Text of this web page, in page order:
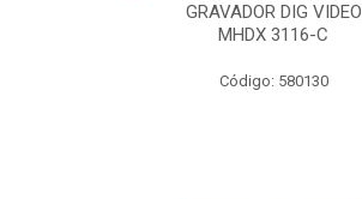
GRAVADOR DIG VIDEO
MHDX 3116-C
Código: 580130